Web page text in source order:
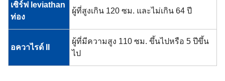
เซิร์ฟ leviathan
ท่อง
ผู้ที่สูงเกิน 120 ซม. และไม่เกิน 64 ปี
อควาไรด์ II
ผู้ที่มีความสูง 110 ซม. ขึ้นไปหรือ 5 ปีขึ้น
ไป